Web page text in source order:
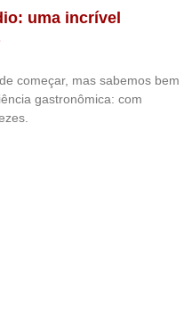
uma incrível
começar, mas sabemos bem
gastronômica: com